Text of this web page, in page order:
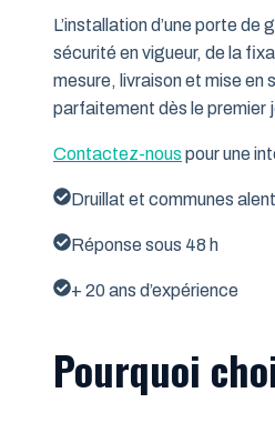
L’installation d’une porte
sécurité en vigueur, de la
mesure, livraison et mise
parfaitement dès le premier
Contactez-nous pour une
Druillat et communes
Réponse sous 48 h
+ 20 ans d’expérience
Pourquoi